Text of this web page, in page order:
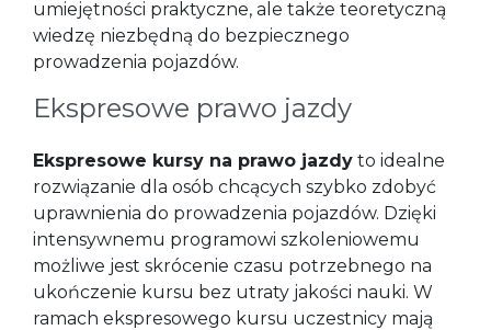
umiejętności praktyczne, ale także teoretyczną
wiedzę niezbędną do bezpiecznego
prowadzenia pojazdów.
Ekspresowe prawo jazdy
Ekspresowe kursy na prawo jazdy to idealne
rozwiązanie dla osób chcących szybko zdobyć
uprawnienia do prowadzenia pojazdów. Dzięki
intensywnemu programowi szkoleniowemu
możliwe jest skrócenie czasu potrzebnego na
ukończenie kursu bez utraty jakości nauki. W
ramach ekspresowego kursu uczestnicy mają